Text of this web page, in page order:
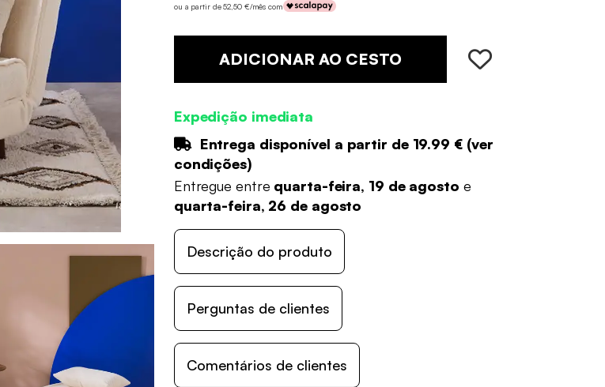
ou a partir de 52,50 €/mês com
ADICIONAR AO CESTO
Expedição imediata
Entrega disponível a partir de 19.99 €(ver
condições)
Entregue entre quarta-feira, 19 de agosto e
quarta-feira, 26 de agosto
Descrição do produto
Perguntas de clientes
Comentários de clientes